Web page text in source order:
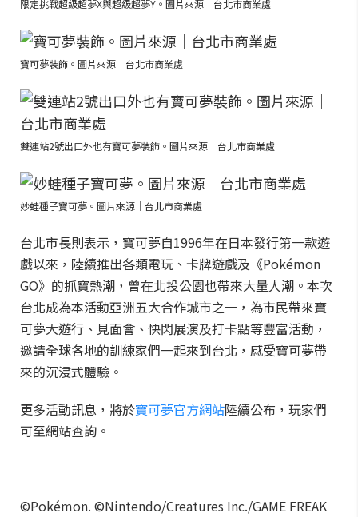
限定挑戰超級超夢X與超級超夢Y。圖片來源｜台北市商業處
寶可夢裝飾。圖片來源｜台北市商業處
雙連站2號出口外也有寶可夢裝飾。圖片來源｜台北市商業處
妙蛙種子寶可夢。圖片來源｜台北市商業處
台北市長則表示，寶可夢自1996年在日本發行第一款遊
戲以來，陸續推出各類電玩、卡牌遊戲及《Pokémon
GO》的抓寶熱潮，曾在北投公園也帶來大量人潮。本次
台北成為本活動亞洲五大合作城市之一，為市民帶來寶
可夢大遊行、見面會、快閃展演及打卡點等豐富活動，
邀請全球各地的訓練家們一起來到台北，感受寶可夢帶
來的沉浸式體驗。
更多活動訊息，將於寶可夢官方網站陸續公布，玩家們
可至網站查詢。
©Pokémon. ©Nintendo/Creatures Inc./GAME FREAK